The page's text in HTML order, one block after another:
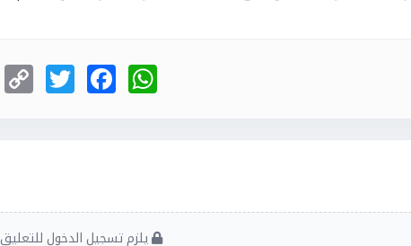
WhatsApp
Facebook
Twitter
Copy
Link
يلزم تسجيل الدخول للتعليق